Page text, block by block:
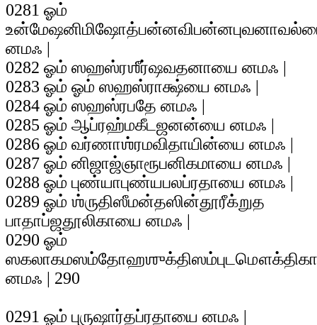
0281 ஓம்
னமஃ |
0282 ஓம் ஸஹஸ்ரஶீர்ஷவதனாயை னமஃ |
0283 ஓம் ஓம் ஸஹஸ்ராக்ஷ்யை னமஃ |
0284 ஓம் ஸஹஸ்ரபதே னமஃ |
0285 ஓம் ஆப்ரஹ்மகீடஜனன்யை னமஃ |
0286 ஓம் வர்ணாஶ்ரமவிதாயின்யை னமஃ |
0287 ஓம் னிஜாஜ்ஞாரூபனிகமாயை னமஃ |
0288 ஓம் புண்யாபுண்யபலப்ரதாயை னமஃ |
0289 ஓம் ஶ்ருதிஸீமன்தஸின்தூரீக்றுத
பாதாப்ஜதூலிகாயை னமஃ |
0290 ஓம்
னமஃ | 290
0291 ஓம் புருஷார்தப்ரதாயை னமஃ |